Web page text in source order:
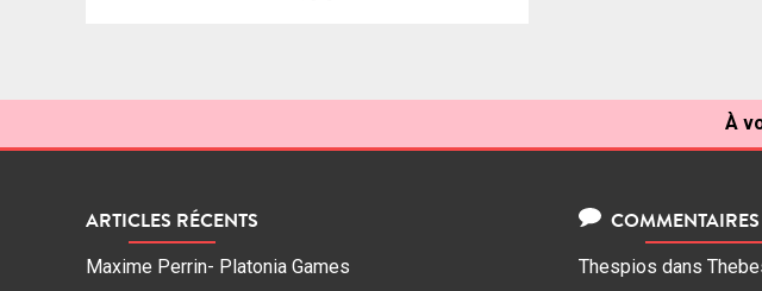
À
ARTICLES RÉCENTS
Maxime Perrin- Platonia Games
COMMENTAIRES
Thespios dans